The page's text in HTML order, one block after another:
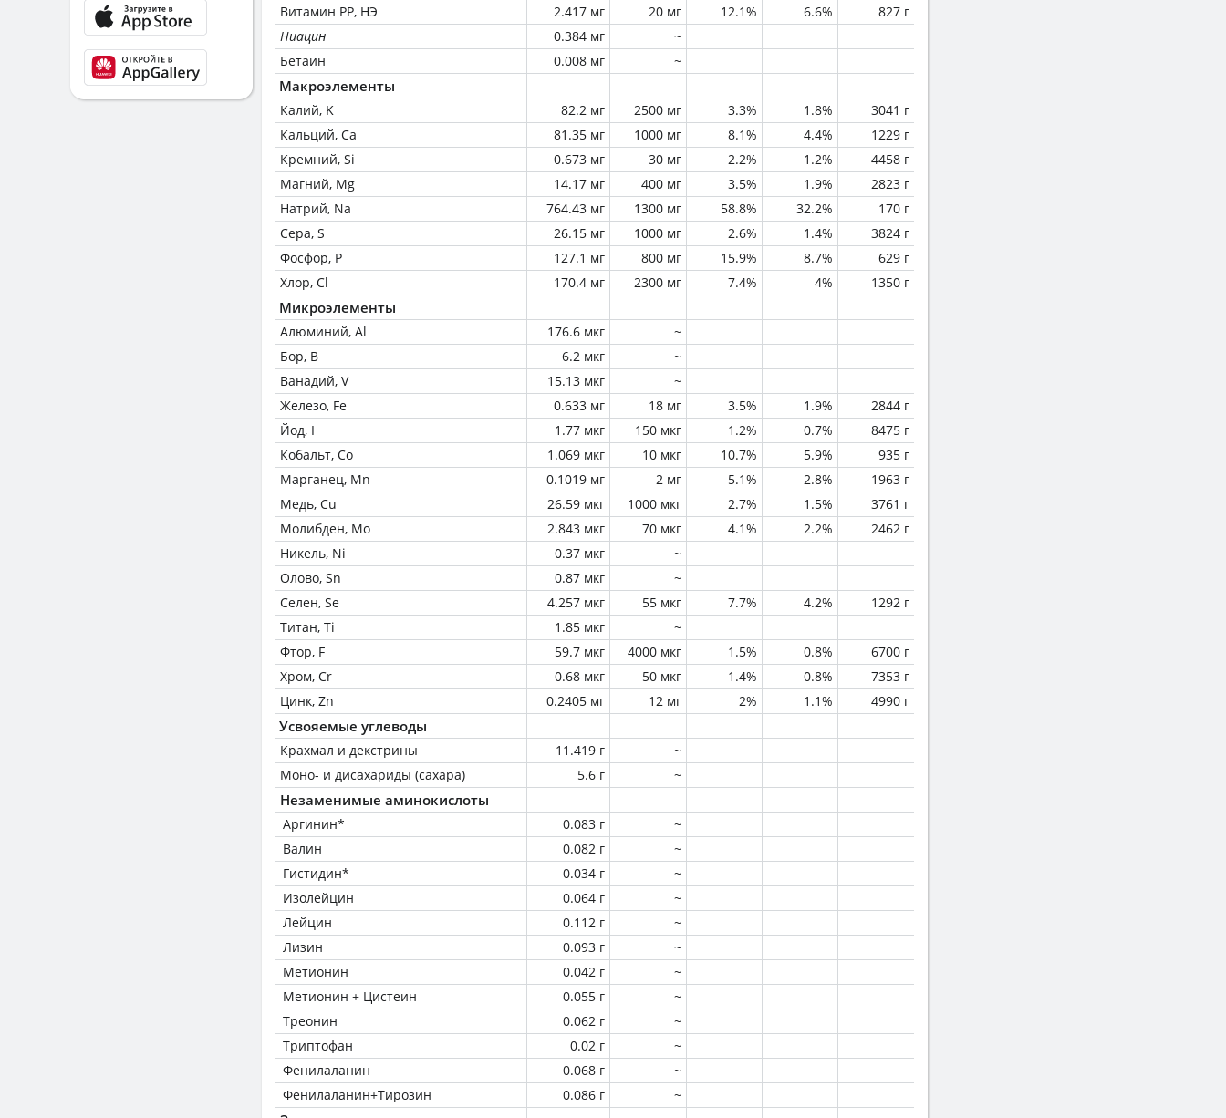
Витамин РР, НЭ
2.417 мг 20 мг 12.1% 6.6%
827 г
Ниацин
0.384 мг
~
Бетаин
0.008 мг ~
Макроэлементы
Калий, K 82.2 мг 2500 мг 3.3% 1.8%
3041 г
Кальций, Ca
81.35 мг 1000 мг 8.1% 4.4%
1229 г
Кремний, Si
0.673 мг 30 мг 2.2% 1.2%
4458 г
Магний, Mg
14.17 мг 400 мг 3.5% 1.9%
2823 г
Натрий, Na
764.43 мг 1300 мг 58.8% 32.2%
170 г
Сера, S
26.15 мг 1000 мг 2.6% 1.4%
3824 г
Фосфор, P
127.1 мг 800 мг 15.9% 8.7%
629 г
Хлор, Cl
170.4 мг 2300 мг 7.4% 4% 1350 г
Микроэлементы
Алюминий, Al 176.6 мкг
~
Бор, B
6.2 мкг
~
Ванадий, V
15.13 мкг
~
Железо, Fe
0.633 мг 18 мг 3.5% 1.9%
2844 г
Йод, I
1.77 мкг 150 мкг 1.2% 0.7%
8475 г
Кобальт, Co
1.069 мкг 10 мкг 10.7% 5.9%
935 г
Марганец, Mn
0.1019 мг 2 мг 5.1% 2.8%
1963 г
Медь, Cu
26.59 мкг 1000 мкг 2.7% 1.5%
3761 г
Молибден, Mo
2.843 мкг 70 мкг 4.1% 2.2%
2462 г
Никель, Ni
0.37 мкг
~
Олово, Sn
0.87 мкг
~
Селен, Se
4.257 мкг 55 мкг 7.7% 4.2%
1292 г
Титан, Ti
1.85 мкг
~
Фтор, F
59.7 мкг 4000 мкг 1.5% 0.8%
6700 г
Хром, Cr
0.68 мкг 50 мкг 1.4% 0.8%
7353 г
Цинк, Zn
0.2405 мг 12 мг 2% 1.1% 4990 г
Усвояемые углеводы
Крахмал и декстрины 11.419 г
~
Моно- и дисахариды (сахара)
5.6 г ~
Незаменимые аминокислоты
Аргинин* 0.083 г
~
Валин
0.082 г
~
Гистидин*
0.034 г
~
Изолейцин
0.064 г
~
Лейцин
0.112 г
~
Лизин
0.093 г
~
Метионин
0.042 г
~
Метионин + Цистеин
0.055 г
~
Треонин
0.062 г
~
Триптофан
0.02 г
~
Фенилаланин
0.068 г
~
Фенилаланин+Тирозин
0.086 г ~